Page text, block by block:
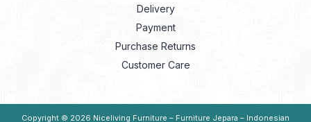
Delivery
Payment
Purchase Returns
Customer Care
Copyright © 2026 Niceliving Furniture – Furniture Jepara – Indonesian